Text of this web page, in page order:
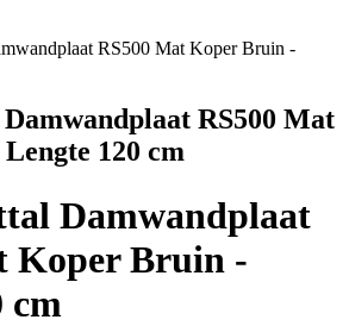
RS500 Mat Koper Bruin -
RS500 Mat
120 cm
Damwandplaat
Koper Bruin -
cm